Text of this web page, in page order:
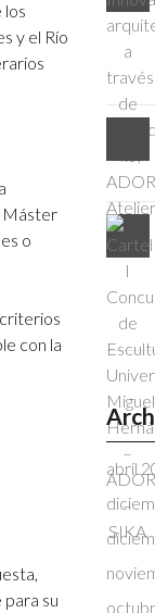
los
y el Río
Máster
o
con la
su
abril